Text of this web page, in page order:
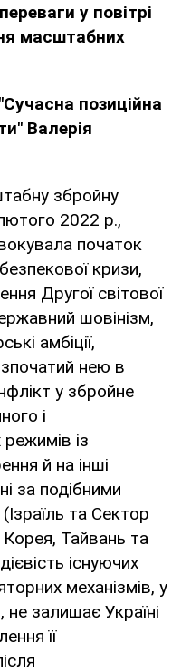
у повітрі
масштабних
позиційна
Валерія
збройну
2022 р.,
початок
кризи,
Другої світової
шовінізм,
амбіції,
нею в
у збройне
і
із
й на інші
за подібними
та Сектор
Корея, Тайвань та
існуючих
механізмів, у
залишає Україні
її